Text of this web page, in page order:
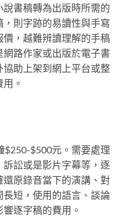
書稿轉為出版時所需的
則字跡的易讀性與手寫
，越難辨讀理解的手稿
路作家或出版於電子書
助上架到網上平台或整
。
$250-$500元。需要處理
訟或是影片字幕等，逐
原錄音當下的演講、對
短，使用的語言、談論
逐字稿的費用。